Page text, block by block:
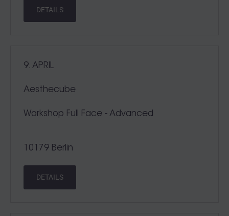
DETAILS
9. APRIL
Aesthecube
Workshop Full Face - Advanced
10179 Berlin
DETAILS